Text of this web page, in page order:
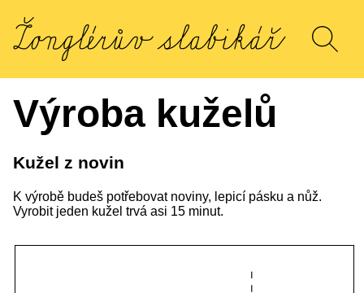
Výroba kuželů
Kužel z novin
K výrobě budeš potřebovat noviny, lepicí pásku a nůž.
Vyrobit jeden kužel trvá asi 15 minut.